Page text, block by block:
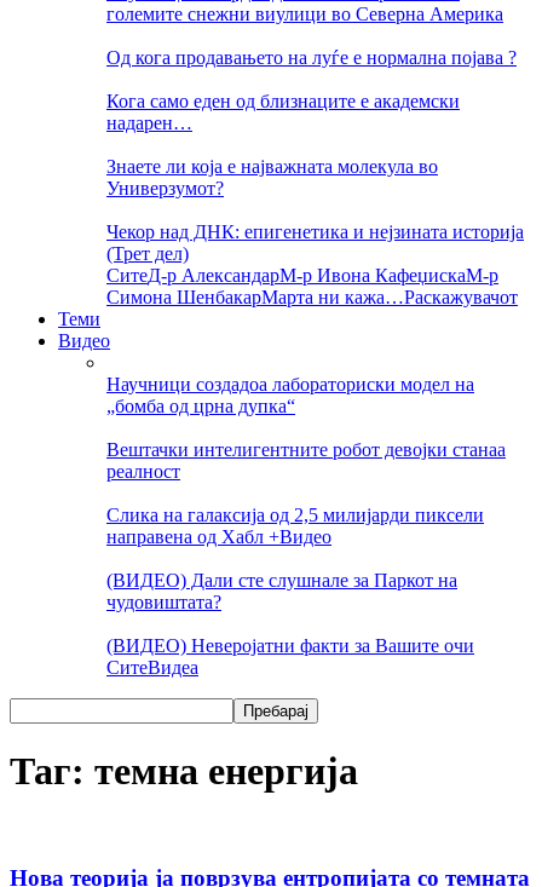
големите снежни виулици во Северна Америка
Од кога продавањето на луѓе е нормална појава ?
Кога само еден од близнаците е академски
надарен…
Знаете ли која е најважната молекула во
Универзумот?
Чекор над ДНК: епигенетика и нејзината историја
(Трет дел)
СитеД-р АлександарМ-р Ивона КафеџискаМ-р
Симона ШенбакарМарта ни кажа…Раскажувачот
Теми
Видео
Научници создадоа лабораториски модел на
„бомба од црна дупка“
Вештачки интелигентните робот девојки станаа
реалност
Слика на галаксија од 2,5 милијарди пиксели
направена од Хабл +Видео
(ВИДЕО) Дали сте слушнале за Паркот на
чудовиштата?
(ВИДЕО) Неверојатни факти за Вашите очи
СитеВидеа
Таг: темна енергија
Нова теорија ја поврзува ентропијата со темната